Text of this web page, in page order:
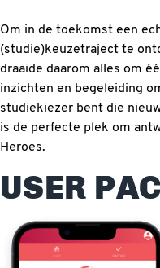
Om in de toekomst een
(studie)keuzetraject te
draaide daarom alles om
inzichten en begeleiding
studiekiezer bent die
is de perfecte plek om
Heroes.
USER